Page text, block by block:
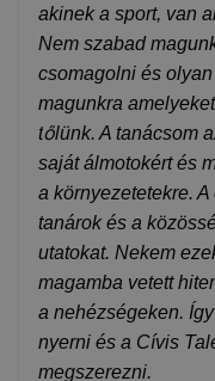
akinek a sport, van
Nem szabad
csomagolni és
magunkra
tőlünk. A tanácsom
saját álmotokért és
a környezetetekre.
tanárok és a
utatokat. Nekem
magamba vetett
a nehézségeken.
nyerni és a Cívis
megszerezni.